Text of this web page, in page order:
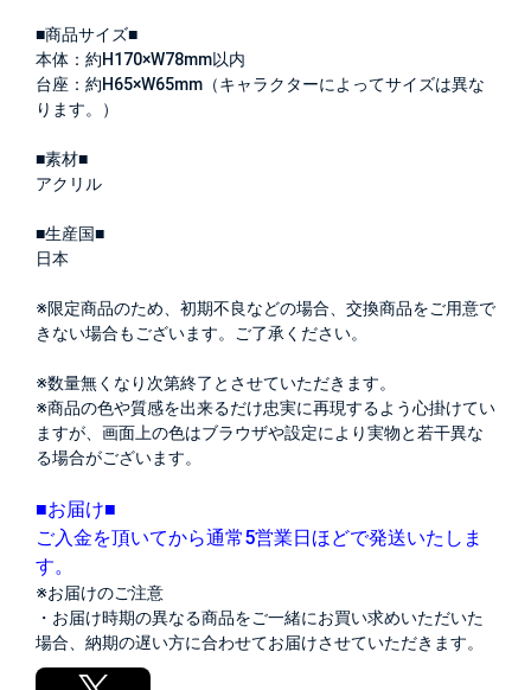
■商品サイズ■
本体：約H170×W78mm以内
台座：約H65×W65mm（キャラクターによってサイズは異な
ります。）
■素材■
アクリル
■生産国■
日本
※限定商品のため、初期不良などの場合、交換商品をご用意で
きない場合もございます。ご了承ください。
※数量無くなり次第終了とさせていただきます。
※商品の色や質感を出来るだけ忠実に再現するよう心掛けてい
ますが、画面上の色はブラウザや設定により実物と若干異な
る場合がございます。
■お届け■
ご入金を頂いてから通常5営業日ほどで発送いたしま
す。
※お届けのご注意
・お届け時期の異なる商品をご一緒にお買い求めいただいた
場合、納期の遅い方に合わせてお届けさせていただきます。